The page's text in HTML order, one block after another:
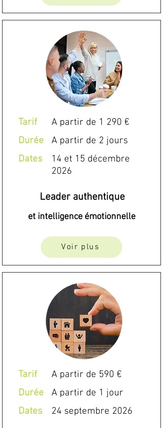
Tarif
A partir de 1 290 €
Durée
A partir de 2 jours
Dates
14 et 15 décembre
2026
Leader authentique
et intelligence émotionnelle
Voir plus
Tarif
A partir de 590 €
Durée
A partir de 1 jour
Dates
24 septembre 2026